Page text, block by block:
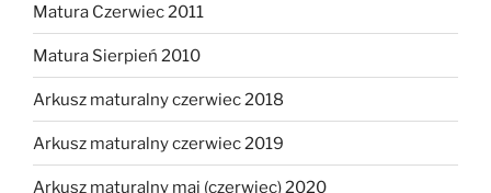
Matura Czerwiec 2011
Matura Sierpień 2010
Arkusz maturalny czerwiec 2018
Arkusz maturalny czerwiec 2019
Arkusz maturalny maj (czerwiec) 2020